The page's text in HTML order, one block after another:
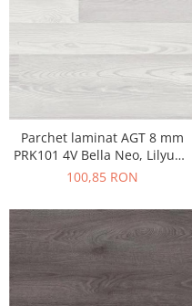
Parchet laminat AGT 8 mm
PRK101 4V Bella Neo, Lilyum,
clasa 31 AC3
100,85 RON